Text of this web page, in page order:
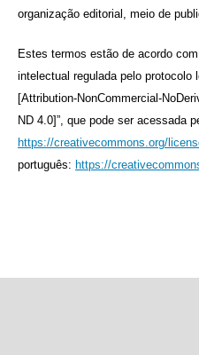
organização editorial, meio de
Estes termos estão de acordo
intelectual regulada pelo protocolo
[Attribution-NonCommercial-
ND 4.0]”, que pode ser acessada
https://creativecommons.org/
português: https://